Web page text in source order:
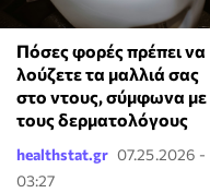
Πόσες φορές πρέπει να
λούζετε τα μαλλιά σας
στο ντους, σύμφωνα με
τους δερματολόγους
healthstat.gr 07.25.2026 -
03:27